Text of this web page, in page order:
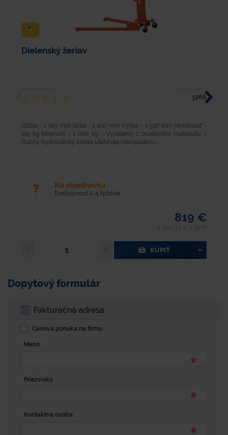
Dielenský žeriav
3266
Dĺžka - 1 749 mm Šírka - 1 100 mm Výška - 1 597 mm Hmotnosť -
115 kg Nosnosť - 1 000 kg - Vyrobený z oceľového materiálu. -
Ručný hydraulický žeriav uľahčuje manipuláciu...
Na objednávku
Dostupnosť 2-4 týždne
819 €
KÚPIŤ
Dopytový formulár
Fakturačná adresa
Cenová ponuka na firmu
Meno
Priezvisko
Kontaktná osoba